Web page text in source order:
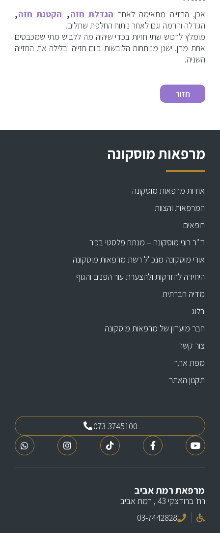
אכן, החזייה מתאימה לאחר הגדלת חזה, הקטנת חזה,
הגדלה והרמה וגם לאחר ניתוח החלפת שתלים.
מומלץ לרכוש שתי חזיות בכדי שיהיה מה ללבוש מתי שמכבסים
אחת מהן. ישנן מנותחות הלובשות ביום חזייה ובלילה את החזייה
השניה.
מרפאות מוסקונה
אודות מרפאות מוסקונה
המרפאות והצוות
רופאים
ד"ר רוני מוסקונה – מנתח פלסטי בכיר
אורי מוסקונה מנכ"ל רשת מרפאות מוסקונה
היחידה להזרקות ולהצערת עור הפנים והגוף
מדיה חברתית
בלוג
חבר מועדון של מרפאות מוסקונה
צור קשר
מפת אתר
תקנון האתר
073-3745100
מרפאת רמת אביב
רח׳ ברודצקי 43 , רמת אביב
03-7442828